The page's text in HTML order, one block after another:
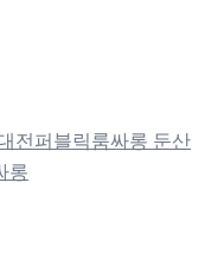
전퍼블릭룸싸롱 둔산
롱